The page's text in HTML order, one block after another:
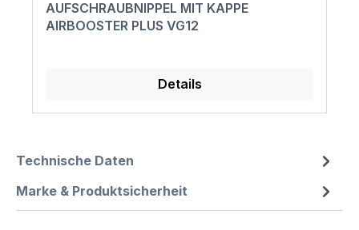
AUFSCHRAUBNIPPEL MIT KAPPE
AIRBOOSTER PLUS VG12
Details
Technische Daten
Marke & Produktsicherheit